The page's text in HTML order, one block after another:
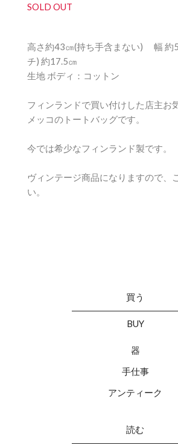
SOLD OUT
高さ約43㎝(持ち手含まない) 幅
チ) 約17.5㎝
生地 ボディ：コットン
フィンランドで買い付けした店主お
メッコのトートバッグです。
今では希少なフィンランド製です。
ヴィンテージ商品になりますので、
い。
買う
BUY
器
手仕事
アンティーク
読む